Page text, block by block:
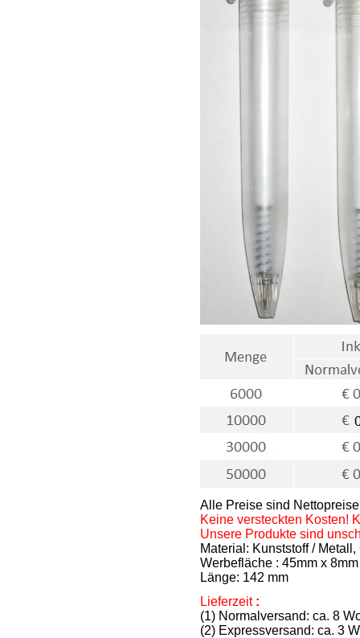
Alle Preise sind
Keine versteckten Kosten!
Unsere Produkte sind
Material: Kunststoff /
Werbefläche : 45mm x
Länge: 142 mm
Lieferzeit :
(1) Normalversand: ca. 8
(2) Expressversand: ca. 3